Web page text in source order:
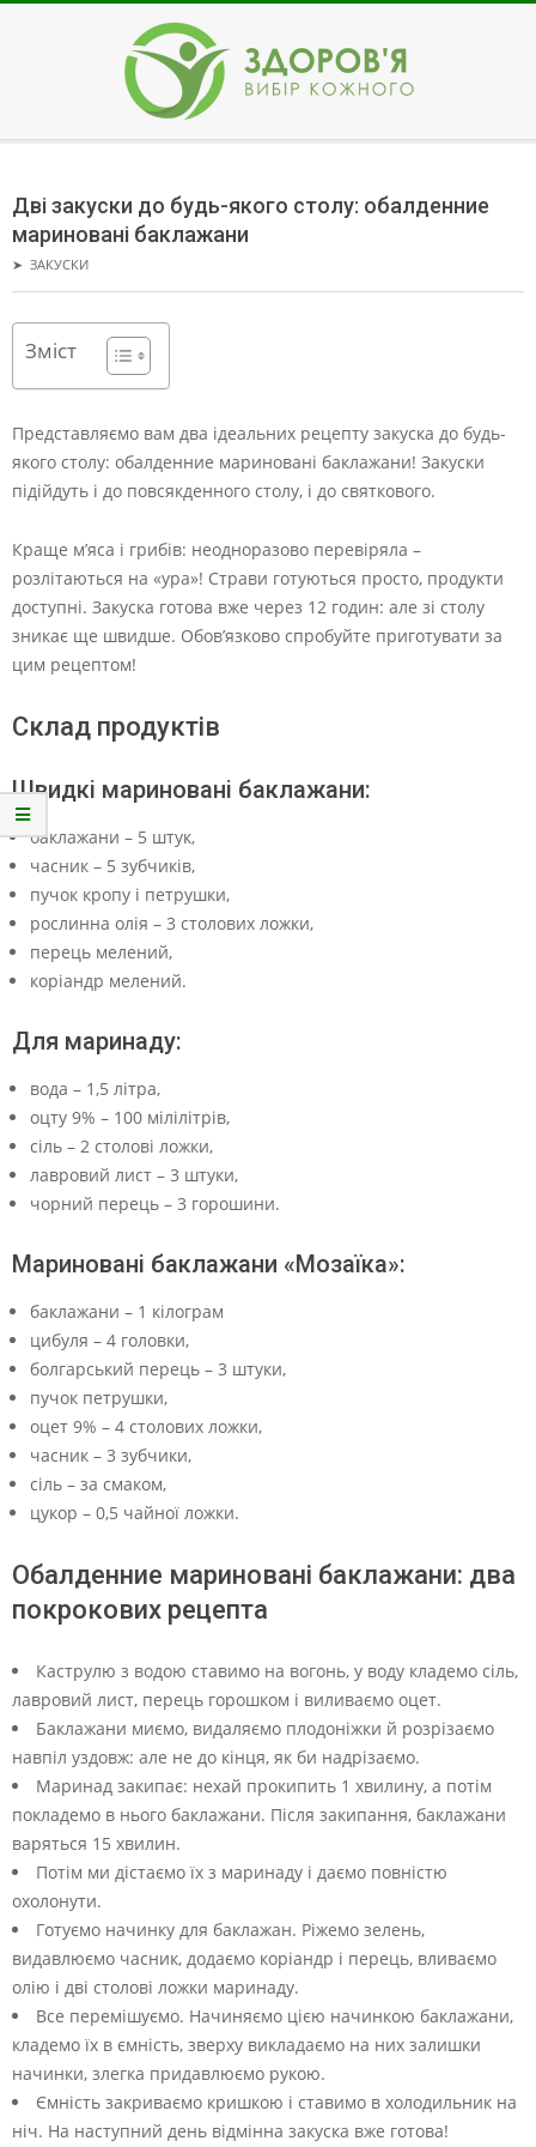
ЗДОРОВ'Я
Menu
Дві закуски до будь-якого столу: обалденние
мариновані баклажани
➤ ЗАКУСКИ
Зміст
Представляємо вам два ідеальних рецепту закуска до будь-
якого столу: обалденние мариновані баклажани! Закуски
підійдуть і до повсякденного столу, і до святкового.
Краще м’яса і грибів: неодноразово перевіряла –
розлітаються на «ура»! Страви готуються просто, продукти
доступні. Закуска готова вже через 12 годин: але зі столу
зникає ще швидше. Обов’язково спробуйте приготувати за
цим рецептом!
Склад продуктів
Швидкі мариновані баклажани:
баклажани – 5 штук,
часник – 5 зубчиків,
пучок кропу і петрушки,
рослинна олія – 3 столових ложки,
перець мелений,
коріандр мелений.
Для маринаду:
вода – 1,5 літра,
оцту 9% – 100 мілілітрів,
сіль – 2 столові ложки,
лавровий лист – 3 штуки,
чорний перець – 3 горошини.
Мариновані баклажани «Мозаїка»:
баклажани – 1 кілограм
цибуля – 4 головки,
болгарський перець – 3 штуки,
пучок петрушки,
оцет 9% – 4 столових ложки,
часник – 3 зубчики,
сіль – за смаком,
цукор – 0,5 чайної ложки.
Обалденние мариновані баклажани: два
покрокових рецепта
Каструлю з водою ставимо на вогонь, у воду кладемо сіль,
лавровий лист, перець горошком і виливаємо оцет.
Баклажани миємо, видаляємо плодоніжки й розрізаємо
навпіл уздовж: але не до кінця, як би надрізаємо.
Маринад закипає: нехай прокипить 1 хвилину, а потім
покладемо в нього баклажани. Після закипання, баклажани
варяться 15 хвилин.
Потім ми дістаємо їх з маринаду і даємо повністю
охолонути.
Готуємо начинку для баклажан. Ріжемо зелень,
видавлюємо часник, додаємо коріандр і перець, вливаємо
олію і дві столові ложки маринаду.
Все перемішуємо. Начиняємо цією начинкою баклажани,
кладемо їх в ємність, зверху викладаємо на них залишки
начинки, злегка придавлюємо рукою.
Ємність закриваємо кришкою і ставимо в холодильник на
ніч. На наступний день відмінна закуска вже готова!